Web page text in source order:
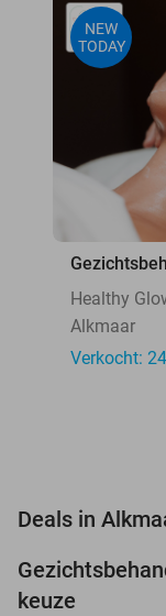
NEW
TODAY
Healthy
Alkmaar
Verkocht: 24
Deals in
TODAY
keuze